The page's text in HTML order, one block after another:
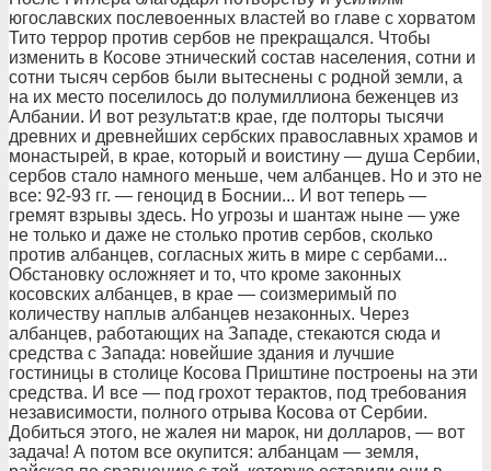
югославских послевоенных властей во главе с хорватом
Тито террор против сербов не прекращался. Чтобы
изменить в Косове этнический состав населения, сотни и
сотни тысяч сербов были вытеснены с родной земли, а
на их место поселилось до полумиллиона беженцев из
Албании. И вот результат:в крае, где полторы тысячи
древних и древнейших сербских православных храмов и
монастырей, в крае, который и воистину — душа Сербии,
сербов стало намного меньше, чем албанцев. Но и это не
все: 92-93 гг. — геноцид в Боснии... И вот теперь —
гремят взрывы здесь. Но угрозы и шантаж ныне — уже
не только и даже не столько против сербов, сколько
против албанцев, согласных жить в мире с сербами...
Обстановку осложняет и то, что кроме законных
косовских албанцев, в крае — соизмеримый по
количеству наплыв албанцев незаконных. Через
албанцев, работающих на Западе, стекаются сюда и
средства с Запада: новейшие здания и лучшие
гостиницы в столице Косова Приштине построены на эти
средства. И все — под грохот терактов, под требования
независимости, полного отрыва Косова от Сербии.
Добиться этого, не жалея ни марок, ни долларов, — вот
задача! А потом все окупится: албанцам — земля,